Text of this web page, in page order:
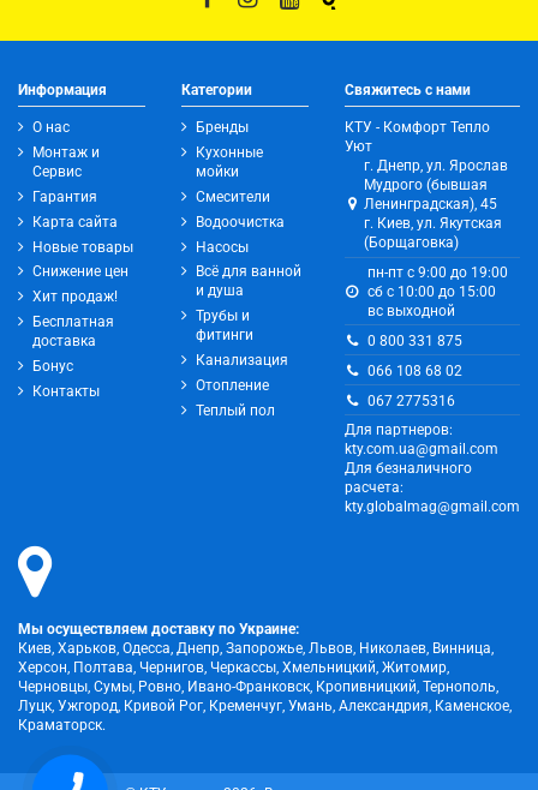
Информация
О нас
Монтаж и
Сервис
Гарантия
Карта сайта
Новые товары
Снижение цен
Хит продаж!
Бесплатная
доставка
Бонус
Контакты
Категории
Бренды
Кухонные
мойки
Смесители
Водоочистка
Насосы
Всё для ванной
и душа
Трубы и
фитинги
Канализация
Отопление
Теплый пол
Свяжитесь с нами
КТУ - Комфорт Тепло
Уют
г. Днепр, ул. Ярослав
Мудрого (бывшая
Ленинградская), 45
г. Киев, ул. Якутская
(Борщаговка)
пн-пт с 9:00 до 19:00
сб с 10:00 до 15:00
вс выходной
0 800 331 875
066 108 68 02
067 2775316
Для партнеров:
kty.com.ua@gmail.com
Для безналичного
расчета:
kty.globalmag@gmail.com
Мы осуществляем доставку по Украине:
Киев, Харьков, Одесса, Днепр, Запорожье, Львов, Николаев, Винница,
Херсон, Полтава, Чернигов, Черкассы, Хмельницкий, Житомир,
Черновцы, Сумы, Ровно, Ивано-Франковск, Кропивницкий, Тернополь,
Луцк, Ужгород, Кривой Рог, Кременчуг, Умань, Александрия, Каменское,
Краматорск.